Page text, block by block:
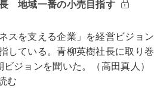
地域一番の小売目指す
スを支える企業」を経営ビジョン
している。青柳英樹社長に取り巻
ジョンを聞いた。（高田真人）
む